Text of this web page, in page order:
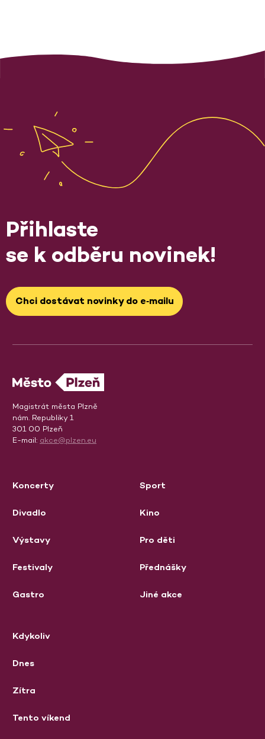
Přihlaste
se k odběru novinek!
Chci dostávat novinky do e‑mailu
Magistrát města Plzně
nám. Republiky 1
301 00 Plzeň
E-mail: akce@plzen.eu
Koncerty
Divadlo
Výstavy
Festivaly
Gastro
Sport
Kino
Pro děti
Přednášky
Jiné akce
Kdykoliv
Dnes
Zítra
Tento víkend